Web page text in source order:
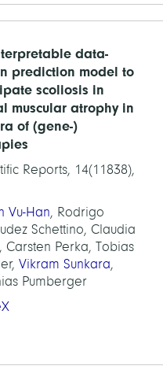
data-
prediction model to
scoliosis in
muscular atrophy in
of (gene-)
Reports, 14(11838),
Vu-Han, Rodrigo
Schettino, Claudia
Carsten Perka, Tobias
Vikram Sunkara,
Pumberger